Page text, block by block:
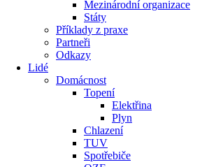
Mezinárodní organizace
Státy
Příklady z praxe
Partneři
Odkazy
Lidé
Domácnost
Topení
Elektřina
Plyn
Chlazení
TUV
Spotřebiče